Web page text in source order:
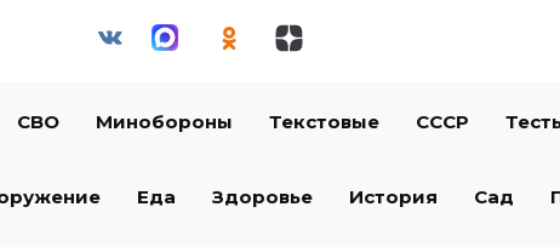
СВО Минобороны Текстовые СССР
Еда Здоровье История Сад